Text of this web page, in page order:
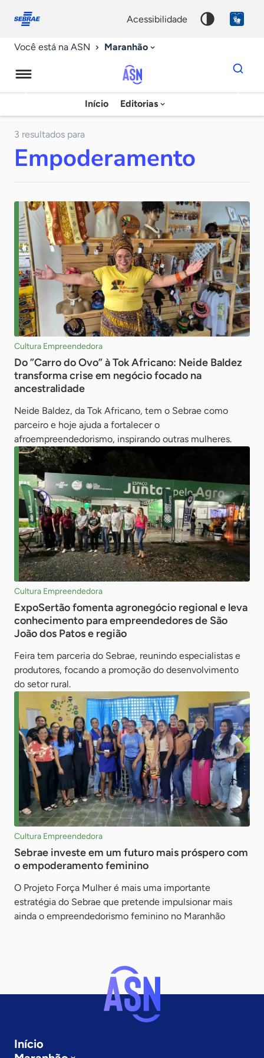
conosco
acessibilidade
Você está na ASN Maranhão
Agência
Sebrae
Notícias
Início Editorias
Dados
para
chave
3 resultados para
Empoderamento
Cultura Empreendedora
Do ”Carro do Ovo” à Tok Africano: Neide Baldez
transforma crise em negócio focado na
ancestralidade
Neide Baldez, da Tok Africano, tem o Sebrae como
parceiro e hoje ajuda a fortalecer o
afroempreendedorismo, inspirando outras mulheres.
Cultura Empreendedora
ExpoSertão fomenta agronegócio regional e leva
conhecimento para empreendedores de São
João dos Patos e região
Feira tem parceria do Sebrae, reunindo especialistas e
produtores, focando a promoção do desenvolvimento
do setor rural.
Cultura Empreendedora
Sebrae investe em um futuro mais próspero com
o empoderamento feminino
O Projeto Força Mulher é mais uma importante
estratégia do Sebrae que pretende impulsionar mais
ainda o empreendedorismo feminino no Maranhão
Início